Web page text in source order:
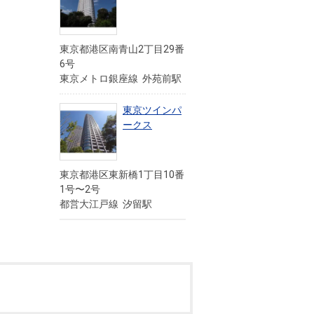
東京都港区南青山2丁目29番
6号
東京メトロ銀座線 外苑前駅
東京ツインパ
ークス
東京都港区東新橋1丁目10番
1号〜2号
都営大江戸線 汐留駅